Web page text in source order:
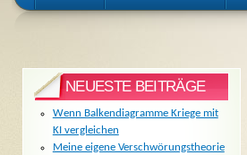
NEUESTE BEITRÄGE
Wenn Balkendiagramme Kriege mit
KI vergleichen
Meine eigene Verschwörungstheorie